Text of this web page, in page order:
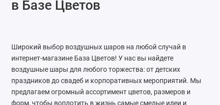
Подарочные карты
Топперы
Показать все
в Базе Цветов
Широкий выбор воздушных шаров на любой случай в
интернет-магазине База Цветов! У нас вы найдете
воздушные шары для любого торжества: от детских
праздников до свадеб и корпоративных мероприятий. Мы
предлагаем огромный ассортимент цветов, размеров и
форм, чтобы воплотить в жизнь самые смелые идеи и